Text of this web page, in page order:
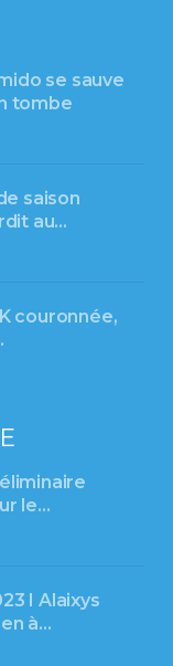
se sauve
tombe
saison
au…
couronnée,
le…
I Alaixys
à…